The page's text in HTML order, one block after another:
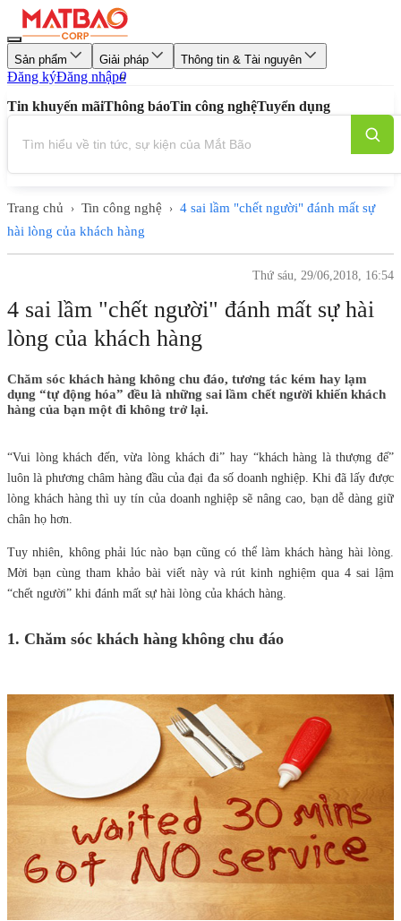
Sản phẩm Giải pháp Thông tin & Tài nguyên
Đăng kýĐăng nhập0
Tin khuyến mãiThông báoTin công nghệTuyển dụng
Trang chủ › Tin công nghệ › 4 sai lầm "chết người" đánh mất sự
hài lòng của khách hàng
Thứ sáu, 29/06,2018, 16:54
4 sai lầm "chết người" đánh mất sự hài
lòng của khách hàng
Chăm sóc khách hàng không chu đáo, tương tác kém hay lạm
dụng “tự động hóa” đều là những sai lầm chết người khiến khách
hàng của bạn một đi không trở lại.
“Vui lòng khách đến, vừa lòng khách đi” hay “khách hàng là thượng đế”
luôn là phương châm hàng đầu của đại đa số doanh nghiệp. Khi đã lấy được
lòng khách hàng thì uy tín của doanh nghiệp sẽ nâng cao, bạn dễ dàng giữ
chân họ hơn.
Tuy nhiên, không phải lúc nào bạn cũng có thể làm khách hàng hài lòng.
Mời bạn cùng tham khảo bài viết này và rút kinh nghiệm qua 4 sai lậm
“chết người” khi đánh mất sự hài lòng của khách hàng.
1. Chăm sóc khách hàng không chu đáo